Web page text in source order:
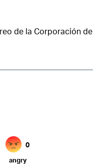
de la Corporación de